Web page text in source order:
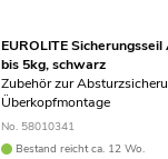
EUROLITE
bis 5kg, schwarz
Zubehör zur
Überkopfmontage
No. 58010341
Bestand reicht ca. 12 Wo.